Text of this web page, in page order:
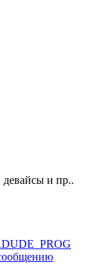
девайсы и пр..